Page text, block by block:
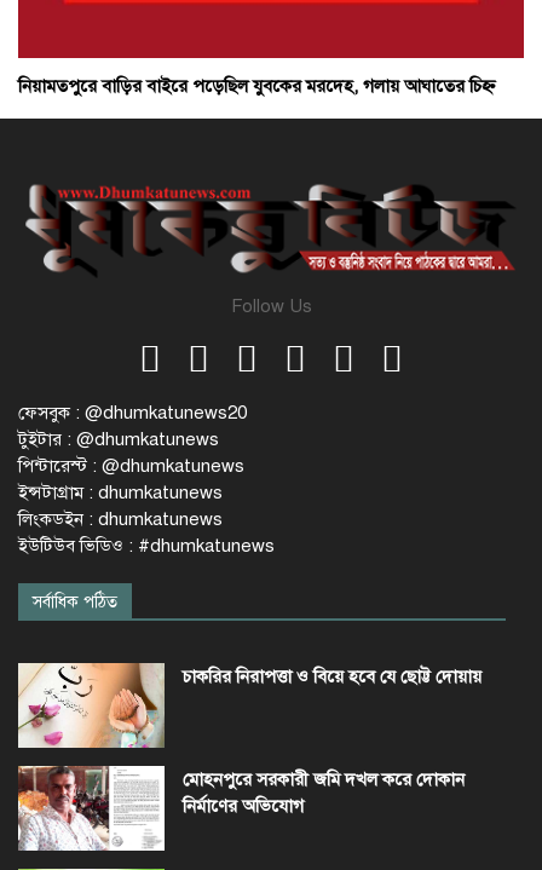
নিয়ামতপুরে বাড়ির বাইরে পড়েছিল যুবকের মরদেহ, গলায় আঘাতের চিহ্ন
Follow Us
ফেসবুক : @dhumkatunews20
টুইটার : @dhumkatunews
পিন্টারেস্ট : @dhumkatunews
ইন্সটাগ্রাম : dhumkatunews
লিংকডইন : dhumkatunews
ইউটিউব ভিডিও : #dhumkatunews
সর্বাধিক পঠিত
চাকরির নিরাপত্তা ও বিয়ে হবে যে ছোট্ট দোয়ায়
মোহনপুরে সরকারী জমি দখল করে দোকান
নির্মাণের অভিযোগ